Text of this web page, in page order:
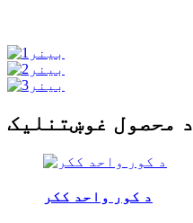
د محصول غوښتنلیک
د کور واحد ککر